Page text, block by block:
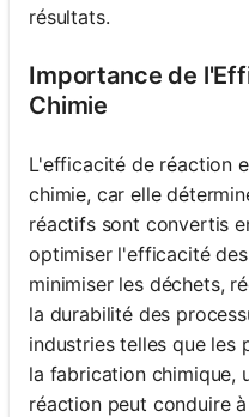
résultats.
Importance de
Chimie
L'efficacité de réaction
chimie, car elle
réactifs sont convertis
optimiser l'efficacité
minimiser les déchets,
la durabilité des
industries telles que les
la fabrication chimique,
réaction peut conduire